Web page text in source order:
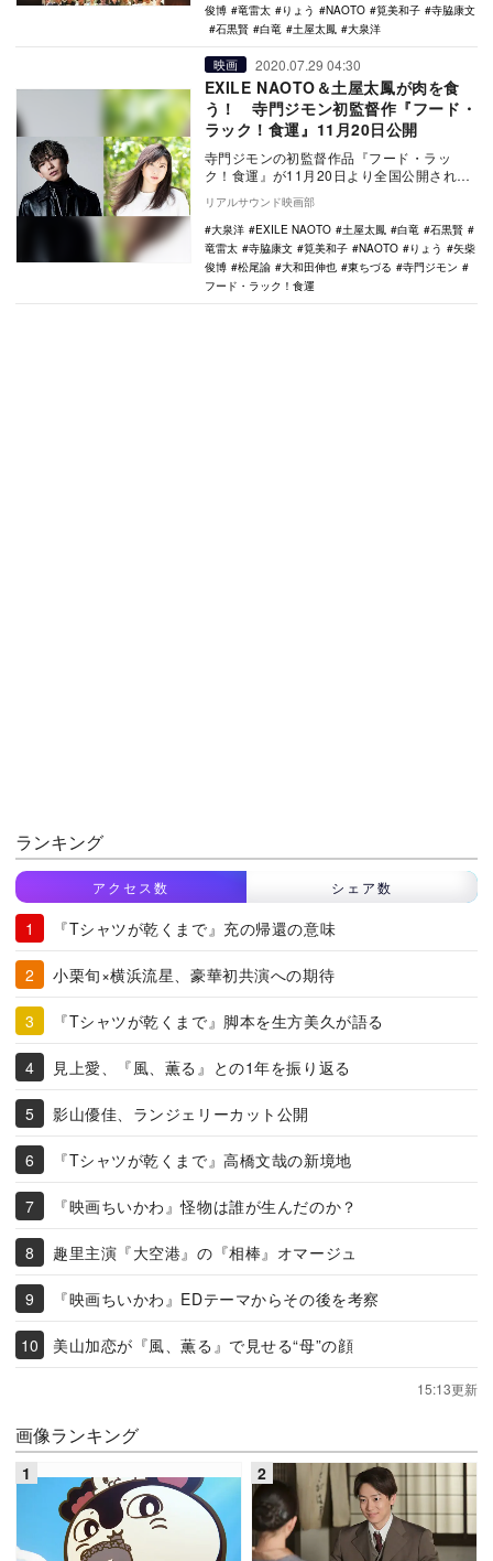
俊博
竜雷太 りょう NAOTO 筧美和子
寺脇康文
石黒賢
白竜 土屋太鳳 大泉洋
映画 2020.07.29 04:30
EXILE NAOTO＆土屋太鳳が肉を食
う！ 寺門ジモン初監督作『フード・
ラック！食運』11月20日公開
寺門ジモンの初監督作品『フード・ラッ
ク！食運』が11月20日より全国公開される
ことが決定し、EXILE NAOTOと土屋太鳳が
主…
リアルサウンド映画部
大泉洋
EXILE NAOTO 土屋太鳳 白竜
石黒賢
竜雷太
寺脇康文 筧美和子 NAOTO りょう
矢柴
俊博
松尾諭 大和田伸也 東ちづる
寺門ジモン
フード・ラック！食運
ランキング
アクセス数 シェア数
『Tシャツが乾くまで』充の帰還の意味
小栗旬×横浜流星、豪華初共演への期待
『Tシャツが乾くまで』脚本を生方美久が語る
見上愛、『風、薫る』との1年を振り返る
影山優佳、ランジェリーカット公開
『Tシャツが乾くまで』高橋文哉の新境地
『映画ちいかわ』怪物は誰が生んだのか？
趣里主演『大空港』の『相棒』オマージュ
『映画ちいかわ』EDテーマからその後を考察
美山加恋が『風、薫る』で見せる“母”の顔
15:13更新
画像ランキング